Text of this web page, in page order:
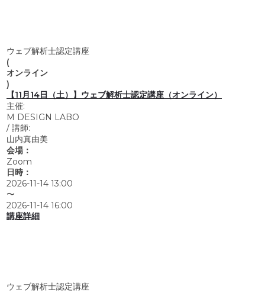
ウェブ解析士認定講座
(
オンライン
)
【11月14日（土）】ウェブ解析士認定講座（オンライン）
主催:
M DESIGN LABO
/ 講師:
山内真由美
会場：
Zoom
日時：
2026-11-14 13:00
〜
2026-11-14 16:00
講座詳細
ウェブ解析士認定講座